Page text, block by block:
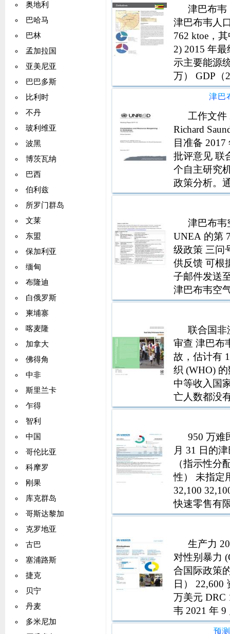
奥地利
巴哈马
巴林
孟加拉国
亚美尼亚
巴巴多斯
比利时
不丹
玻利维亚
波黑
博茨瓦纳
巴西
伯利兹
所罗门群岛
文莱
东盟
保加利亚
缅甸
布隆迪
白俄罗斯
柬埔寨
喀麦隆
加拿大
佛得角
中非
斯里兰卡
乍得
智利
中国
哥伦比亚
科摩罗
刚果
库克群岛
哥斯达黎加
克罗地亚
古巴
塞浦路斯
捷克
贝宁
丹麦
多米尼加
津巴布韦
津巴布韦人
762 ktoe，
2) 2015 年
示主要能源
万） GDP（
1415 673 1
津巴
工作文件
Richard
目准备
批评意见 联
个自主研究
政策分析。
义是发展思
津巴布韦
UNEA 的第
级政策 三问
供反馈 可根
子邮件发送
津巴布韦空
览，包括主
联合国非
审查 津巴布
故，估计有
织 (WHO)
中等收入国
亡人数都没
据，津巴布
950 万难
月 31 日的
（指示性分
性） 未指定
32,100
快速零售有
韦斯委
生产力
对性别暴力
合国际政策
日） 22,600
万美元 DRC
韦 2021 年
施，包括疫
预